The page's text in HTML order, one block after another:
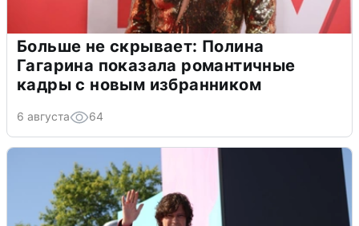
Больше не скрывает: Полина
Гагарина показала романтичные
кадры с новым избранником
6 августа 64